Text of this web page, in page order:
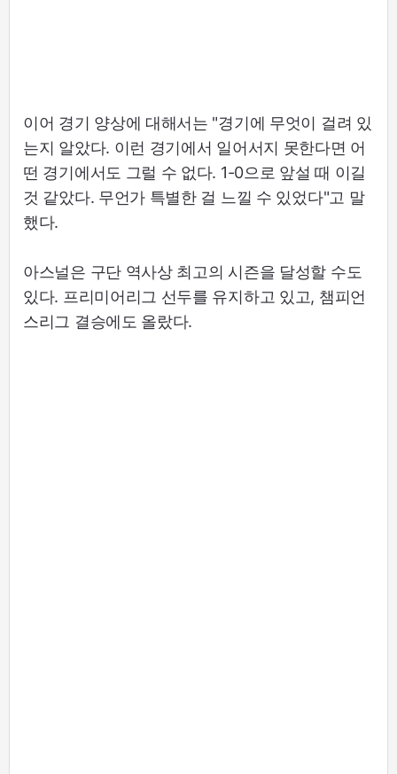
이어 경기 양상에 대해서는 "경기에 무엇이 걸려 있
는지 알았다. 이런 경기에서 일어서지 못한다면 어
떤 경기에서도 그럴 수 없다. 1-0으로 앞설 때 이길
것 같았다. 무언가 특별한 걸 느낄 수 있었다"고 말
했다.
아스널은 구단 역사상 최고의 시즌을 달성할 수도
있다. 프리미어리그 선두를 유지하고 있고, 챔피언
스리그 결승에도 올랐다.